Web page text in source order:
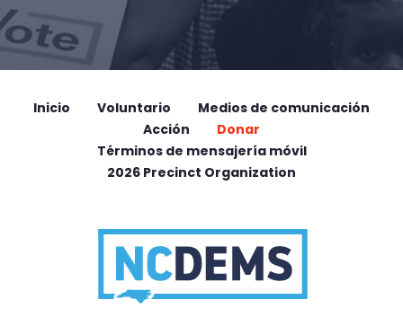
Inicio Voluntario
Medios de comunicación
Acción
Donar
Términos de mensajería móvil
2026 Precinct Organization